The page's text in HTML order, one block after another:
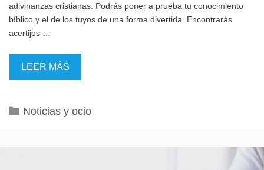
adivinanzas cristianas. Podrás poner a prueba tu conocimiento
bíblico y el de los tuyos de una forma divertida. Encontrarás
acertijos …
LEER MÁS
Categorías
Noticias y ocio